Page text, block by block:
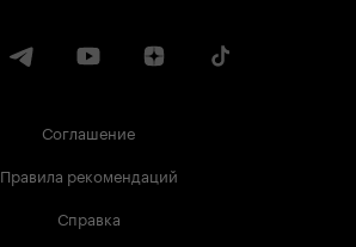
Соглашение
Правила рекомендаций
Справка